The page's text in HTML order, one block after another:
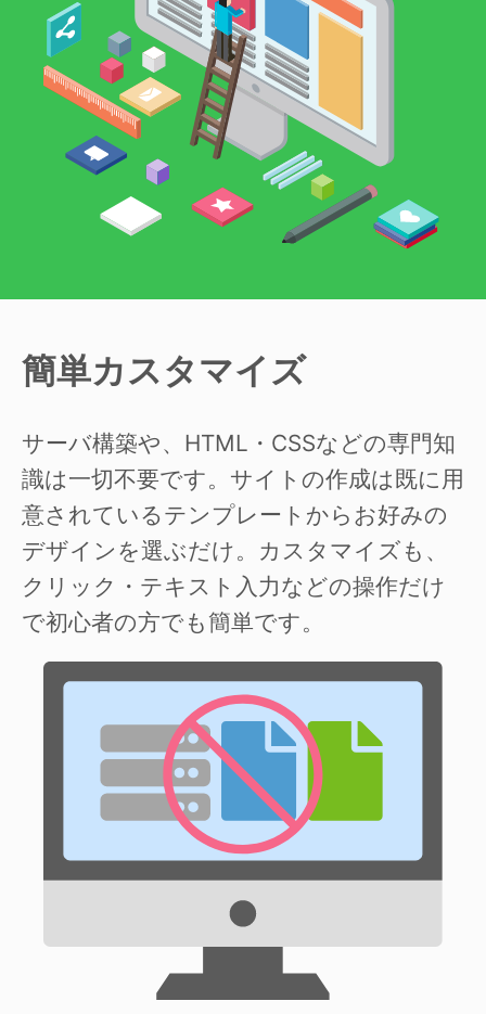
簡単カスタマイズ
サーバ構築や、HTML・CSSなどの専門知
識は一切不要です。サイトの作成は既に用
意されているテンプレートからお好みの
デザインを選ぶだけ。カスタマイズも、
クリック・テキスト入力などの操作だけ
で初心者の方でも簡単です。